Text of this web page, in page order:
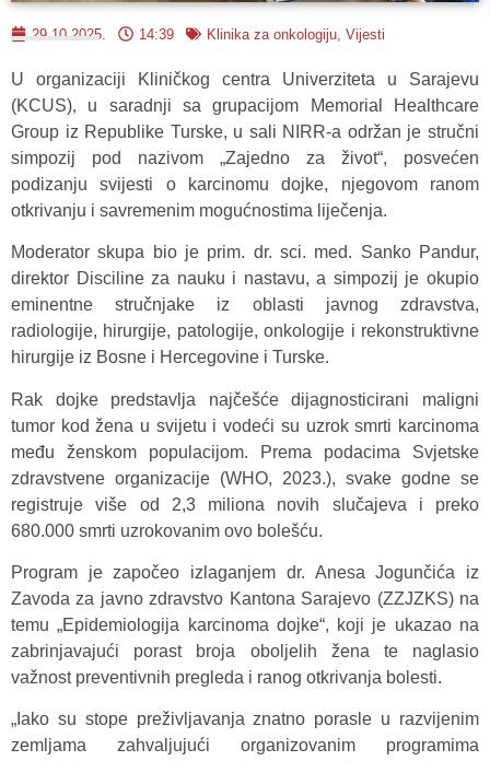
29.10.2025. 14:39 Klinika za onkologiju Vijesti
U organizaciji Kliničkog centra Univerziteta u Sarajevu
(KCUS), u saradnji sa grupacijom Memorial Healthcare
Group iz Republike Turske, u sali NIRR-a održan je stručni
simpozij pod nazivom „Zajedno za život“, posvećen
podizanju svijesti o karcinomu dojke, njegovom ranom
otkrivanju i savremenim mogućnostima liječenja.
Moderator skupa bio je prim. dr. sci. med. Sanko Pandur,
direktor Disciline za nauku i nastavu, a simpozij je okupio
eminentne stručnjake iz oblasti javnog zdravstva,
radiologije, hirurgije, patologije, onkologije i rekonstruktivne
hirurgije iz Bosne i Hercegovine i Turske.
Rak dojke predstavlja najčešće dijagnosticirani maligni
tumor kod žena u svijetu i vodeći su uzrok smrti karcinoma
među ženskom populacijom. Prema podacima Svjetske
zdravstvene organizacije (WHO, 2023.), svake godne se
registruje više od 2,3 miliona novih slučajeva i preko
680.000 smrti uzrokovanim ovo bolešću.
Program je započeo izlaganjem dr. Anesa Jogunčića iz
Zavoda za javno zdravstvo Kantona Sarajevo (ZZJZKS) na
temu „Epidemiologija karcinoma dojke“, koji je ukazao na
zabrinjavajući porast broja oboljelih žena te naglasio
važnost preventivnih pregleda i ranog otkrivanja bolesti.
„Iako su stope preživljavanja znatno porasle u razvijenim
zemljama zahvaljujući organizovanim programima